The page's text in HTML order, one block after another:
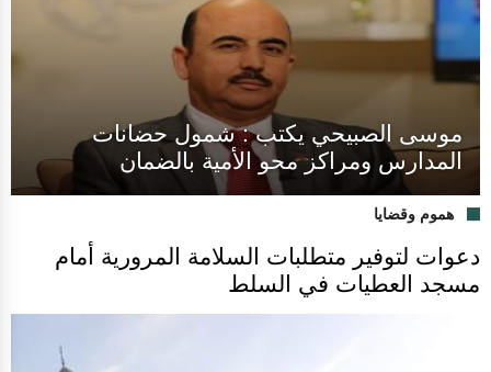
موسى الصبيحي يكتب : شمول حضانات
المدارس ومراكز محو الأمية بالضمان
هموم وقضايا
دعوات لتوفير متطلبات السلامة المرورية أمام
مسجد العطيات في السلط